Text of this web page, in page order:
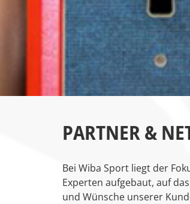
PARTNER &
Bei Wiba Sport liegt der
Experten aufgebaut, auf
und Wünsche unserer